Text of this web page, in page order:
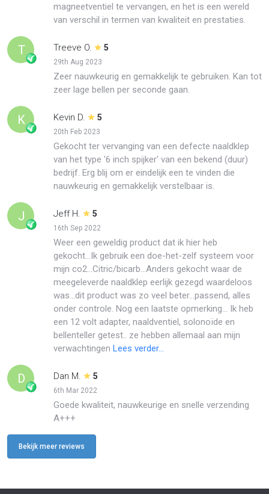
magneetventiel te vervangen, en het is een wereld
van verschil in termen van kwaliteit en prestaties.
T Treeve O. 5
29th Aug 2023
Zeer nauwkeurig en gemakkelijk te gebruiken. Kan tot
zeer lage bellen per seconde gaan.
K Kevin D. 5
20th Feb 2023
Gekocht ter vervanging van een defecte naaldklep
van het type '6 inch spijker' van een bekend (duur)
bedrijf. Erg blij om er eindelijk een te vinden die
nauwkeurig en gemakkelijk verstelbaar is.
J Jeff H. 5
16th Sep 2022
Weer een geweldig product dat ik hier heb
gekocht...Ik gebruik een doe-het-zelf systeem voor
mijn co2...Citric/bicarb...Anders gekocht waar de
meegeleverde naaldklep eerlijk gezegd waardeloos
was...dit product was zo veel beter...passend, alles
onder controle. Nog een laatste opmerking... Ik heb
een 12 volt adapter, naaldventiel, solonoïde en
bellenteller getest.. ze hebben allemaal aan mijn
verwachtingen Lees verder...
D Dan M. 5
6th Mar 2022
Goede kwaliteit, nauwkeurige en snelle verzending
A+++
Bekijk meer reviews